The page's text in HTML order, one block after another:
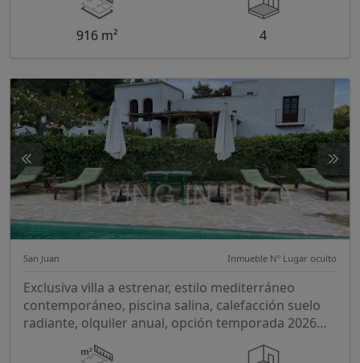
916 m² 4
San Juan Inmueble Nº Lugar oculto
Exclusiva villa a estrenar, estilo mediterráneo
contemporáneo, piscina salina, calefacción suelo
radiante, olquiler anual, opción temporada 2026